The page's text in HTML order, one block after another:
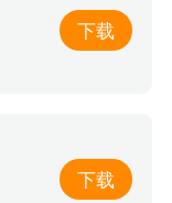
下载
下载